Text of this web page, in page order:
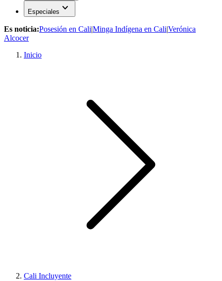
Especiales expand_more
Es noticia:Posesión en Cali|Minga Indígena en Cali|Verónica
Alcocer
Inicio
Cali Incluyente